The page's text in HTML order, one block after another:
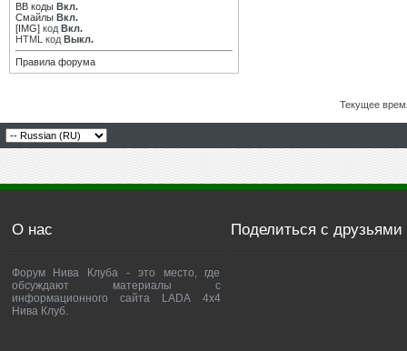
BB коды Вкл.
Смайлы Вкл.
[IMG] код Вкл.
HTML код Выкл.
Правила форума
Текущее
О нас
Форум Нива Клуба - это место, где
обсуждают материалы с
информационного сайта LADA 4x4
Нива Клуб.
Поделиться с друзьями